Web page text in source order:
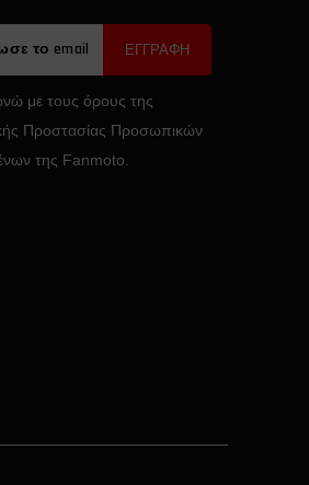
ΕΓΓΡΑΦΗ
με τους όρους της
Προστασίας Προσωπικών
της Fanmoto.